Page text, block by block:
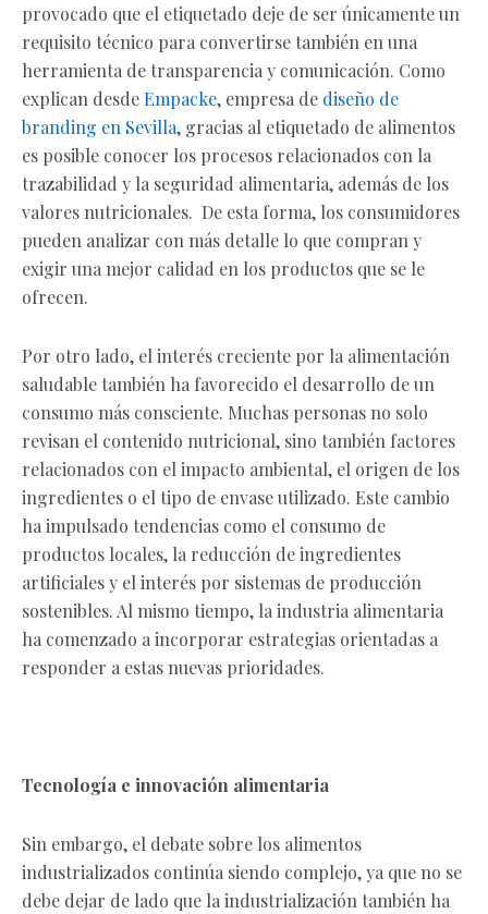
provocado que el etiquetado deje de ser únicamente un
requisito técnico para convertirse también en una
herramienta de transparencia y comunicación. Como
explican desdeEmpacke, empresa de diseño de
branding en Sevilla, gracias al etiquetado de alimentos
es posible conocer los procesos relacionados con la
trazabilidad y la seguridad alimentaria, además de los
valores nutricionales. De esta forma, los consumidores
pueden analizar con más detalle lo que compran y
exigir una mejor calidad en los productos que se le
ofrecen.
Por otro lado, el interés creciente por la alimentación
saludable también ha favorecido el desarrollo de un
consumo más consciente. Muchas personas no solo
revisan el contenido nutricional, sino también factores
relacionados con el impacto ambiental, el origen de los
ingredientes o el tipo de envase utilizado. Este cambio
ha impulsado tendencias como el consumo de
productos locales, la reducción de ingredientes
artificiales y el interés por sistemas de producción
sostenibles. Al mismo tiempo, la industria alimentaria
ha comenzado a incorporar estrategias orientadas a
responder a estas nuevas prioridades.
Tecnología e innovación alimentaria
Sin embargo, el debate sobre los alimentos
industrializados continúa siendo complejo, ya que no se
debe dejar de lado que la industrialización también ha